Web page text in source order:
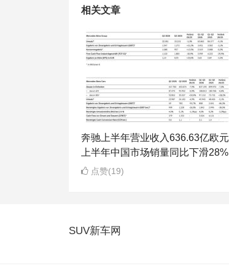
相关文章
奔驰上半年营业收入636.63亿欧元
上半年中国市场销量同比下滑28%
点赞(19)
SUV新车网